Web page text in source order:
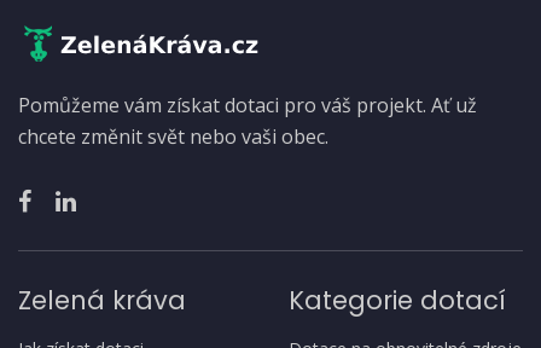
Pomůžeme vám získat dotaci pro váš projekt. Ať už
chcete změnit svět nebo vaši obec.
Zelená kráva Kategorie dotací